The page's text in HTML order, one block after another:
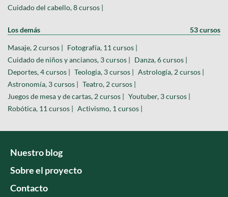
Cuidado del cabello, 8 cursos |
Los demás 53 cursos
Masaje, 2 cursos | Fotografía, 11 cursos |
Cuidado de niños y ancianos, 3 cursos | Danza, 6 cursos |
Deportes, 4 cursos | Teologia, 3 cursos | Astrología, 2 cursos |
Astronomía, 3 cursos | Teatro, 2 cursos |
Juegos de mesa y de cartas, 2 cursos | Youtuber, 3 cursos |
Robótica, 11 cursos | Activismo, 1 cursos |
Nuestro blog
Sobre el proyecto
Contacto